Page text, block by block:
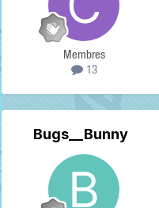
Membres
13
Bugs__Bunny